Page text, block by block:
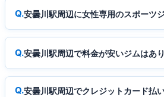
安曇川駅周辺に女性専用のスポーツ
安曇川駅周辺で料金が安いジムはあ
安曇川駅周辺でクレジットカード払